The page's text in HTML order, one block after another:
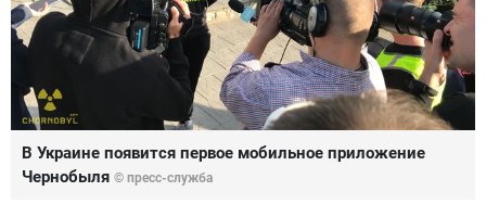
В Украине появится первое мобильное приложение
Чернобыля © пресс-служба